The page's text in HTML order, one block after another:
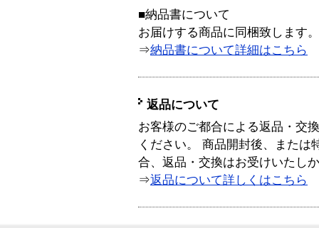
■納品書について
お届けする商品に同梱致します。
⇒納品書について詳細はこちら
返品について
お客様のご都合による返品・交
ください。 商品開封後、または
合、返品・交換はお受けいたし
⇒返品について詳しくはこちら